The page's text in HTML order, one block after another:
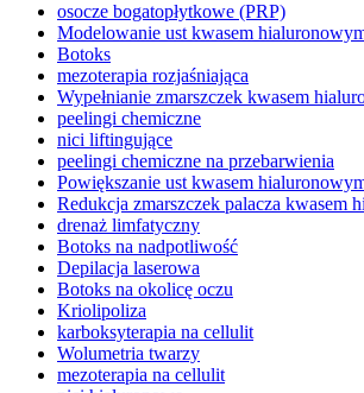
osocze bogatopłytkowe (PRP)
Modelowanie ust kwasem
Botoks
mezoterapia rozjaśniająca
Wypełnianie zmarszczek kwasem
peelingi chemiczne
nici liftingujące
peelingi chemiczne na przebarwienia
Powiększanie ust kwasem
Redukcja zmarszczek palacza kwasem
drenaż limfatyczny
Botoks na nadpotliwość
Depilacja laserowa
Botoks na okolicę oczu
Kriolipoliza
karboksyterapia na cellulit
Wolumetria twarzy
mezoterapia na cellulit